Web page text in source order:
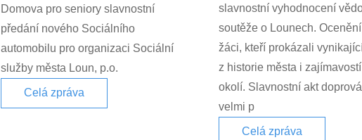
Domova pro seniory slavnostní
předání nového Sociálního
automobilu pro organizaci Sociální
služby města Loun, p.o.
Celá zpráva
slavnostní vyhodnocení
soutěže o Lounech.
žáci, kteří prokázali
z historie města i
okolí. Slavnostní akt
velmi p
Celá zpráva